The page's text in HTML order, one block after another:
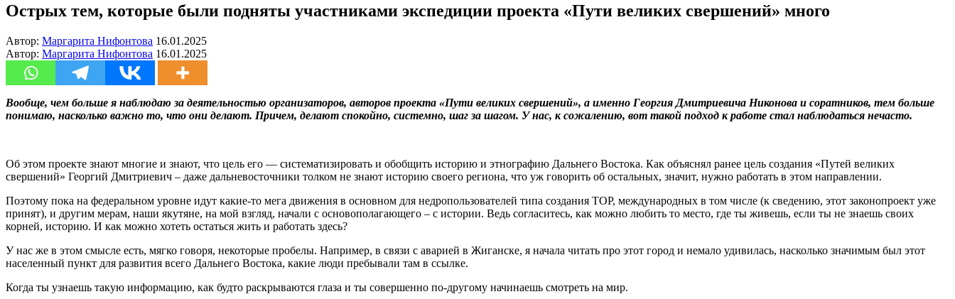
Острых тем, которые были подняты участниками экспедиции проекта «Пути великих свершений» много
Автор: Маргарита Нифонтова 16.01.2025
Автор: Маргарита Нифонтова 16.01.2025
Вообще, чем больше я наблюдаю за деятельностью организаторов, авторов проекта «Пути великих свершений», а именно Георгия Дмитриевича Никонова и соратников, тем больше
понимаю, насколько важно то, что они делают. Причем, делают спокойно, системно, шаг за шагом. У нас, к сожалению, вот такой подход к работе стал наблюдаться нечасто.
Об этом проекте знают многие и знают, что цель его — систематизировать и обобщить историю и этнографию Дальнего Востока. Как объяснял ранее цель создания «Путей великих
свершений» Георгий Дмитриевич – даже дальневосточники толком не знают историю своего региона, что уж говорить об остальных, значит, нужно работать в этом направлении.
Поэтому пока на федеральном уровне идут какие-то мега движения в основном для недропользователей типа создания ТОР, международных в том числе (к сведению, этот законопроект уже
принят), и другим мерам, наши якутяне, на мой взгляд, начали с основополагающего – с истории. Ведь согласитесь, как можно любить то место, где ты живешь, если ты не знаешь своих
корней, историю. И как можно хотеть остаться жить и работать здесь?
У нас же в этом смысле есть, мягко говоря, некоторые пробелы. Например, в связи с аварией в Жиганске, я начала читать про этот город и немало удивилась, насколько значимым был этот
населенный пункт для развития всего Дальнего Востока, какие люди пребывали там в ссылке.
Когда ты узнаешь такую информацию, как будто раскрываются глаза и ты совершенно по-другому начинаешь смотреть на мир.